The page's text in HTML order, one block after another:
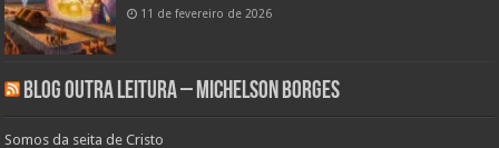
11 de fevereiro de 2026
Blog Outra Leitura – Michelson Borges
Somos da seita de Cristo